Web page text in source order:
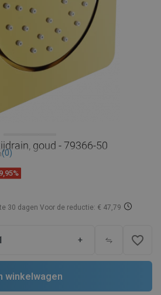
goud - 79366-50
(0)
30 dagen Voor de reductie: € 47,79
+ favorite_border
winkelwagen